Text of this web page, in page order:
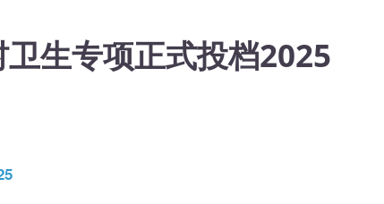
生专项正式投档2025